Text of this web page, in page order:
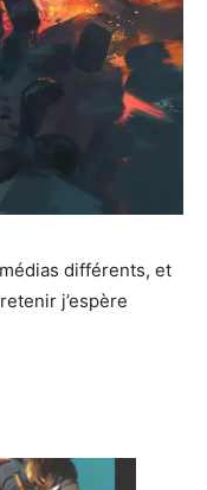
différents, et
j’espère